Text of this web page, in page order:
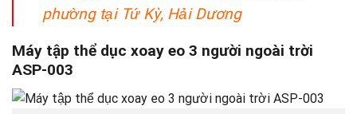
phường tại Tứ Kỳ, Hải Dương
Máy tập thể dục xoay eo 3 người ngoài trời
ASP-003